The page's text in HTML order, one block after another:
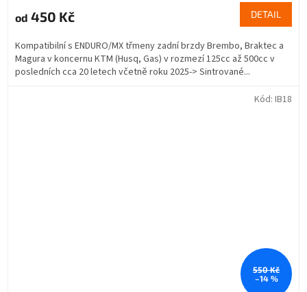
od 450 Kč DETAIL
Kompatibilní s ENDURO/MX třmeny zadní brzdy Brembo, Braktec a
Magura v koncernu KTM (Husq, Gas) v rozmezí 125cc až 500cc v
posledních cca 20 letech včetně roku 2025-> Sintrované...
550 Kč
–14 %
Kód: IB18